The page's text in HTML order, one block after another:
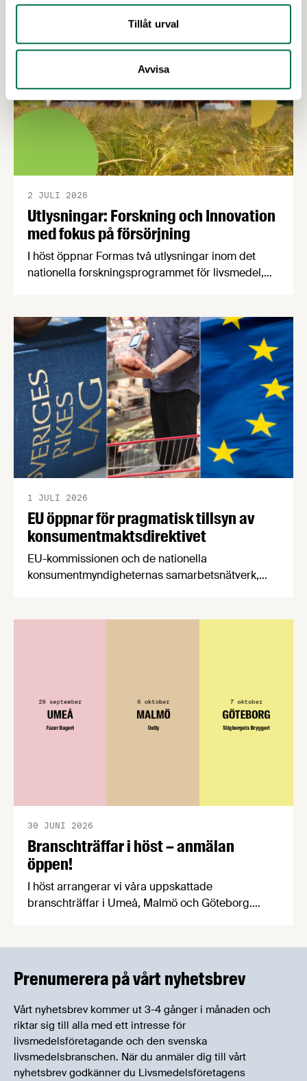
Tillåt urval
Avvisa
sammanfattande cirkulär.
Utlysningar: Forskning och Innovation
med fokus på försörjning
2 JULI 2026
I höst öppnar Formas två utlysningar inom det
nationella forskningsprogrammet för livsmedel,
en motståndskraftig livsmedelsförsörjning", och
båda syftar till att bana väg för innovationer som
stärker Sveriges livsmedelsförsörjning.
EU öppnar för pragmatisk tillsyn av
konsumentmaktsdirektivet
1 JULI 2026
EU-kommissionen och de nationella
konsumentmyndigheternas samarbetsnätverk,
Branschträffar i höst – anmälan
öppen!
30 JUNI 2026
I höst arrangerar vi våra uppskattade
branschträffar i Umeå, Malmö och Göteborg.
Prenumerera på vårt nyhetsbrev
Vårt nyhetsbrev kommer ut 3-4 gånger i månaden och
riktar sig till alla med ett intresse för
livsmedelsföretagande och den svenska
livsmedelsbranschen. När du anmäler dig till vårt
nyhetsbrev godkänner du Livsmedelsföretagens